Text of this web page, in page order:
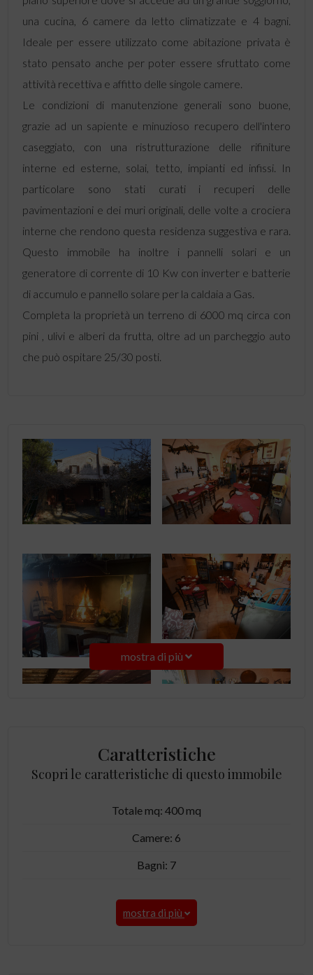
una cucina, 6 camere da letto climatizzate e 4 bagni.
Ideale per essere utilizzato come abitazione privata è
stato pensato anche per poter essere sfruttato come
attività recettiva e affitto delle singole camere.
Le condizioni di manutenzione generali sono buone,
grazie ad un sapiente e minuzioso recupero dell'intero
caseggiato, con una ristrutturazione delle rifiniture
interne ed esterne, solai, tetto, impianti ed infissi. In
particolare sono stati curati i recuperi delle
pavimentazioni e dei muri originali, delle volte a crociera
interne che rendono questa residenza suggestiva e rara.
Questo immobile ha inoltre i pannelli solari e un
generatore di corrente di 10 Kw con inverter e batterie
di accumulo e pannello solare per la caldaia a Gas.
Completa la proprietà un terreno di 6000 mq circa con
pini , ulivi e alberi da frutta, oltre ad un parcheggio auto
che può ospitare 25/30 posti.
mostra di più
Caratteristiche
Scopri le caratteristiche di questo immobile
Totale mq: 400 mq
Camere: 6
Bagni: 7
mostra di più